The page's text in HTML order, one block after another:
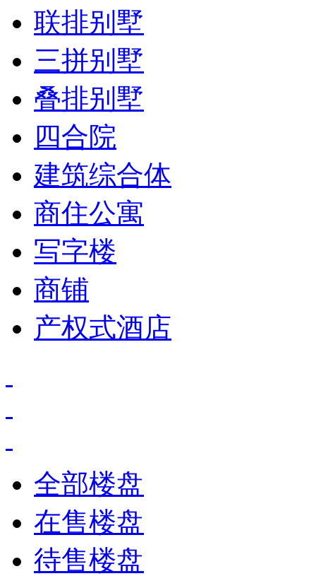
联排别墅
三拼别墅
叠排别墅
四合院
建筑综合体
商住公寓
写字楼
商铺
产权式酒店
全部楼盘
在售楼盘
待售楼盘